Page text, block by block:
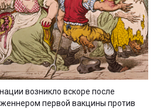
возникло вскоре после
первой вакцины против